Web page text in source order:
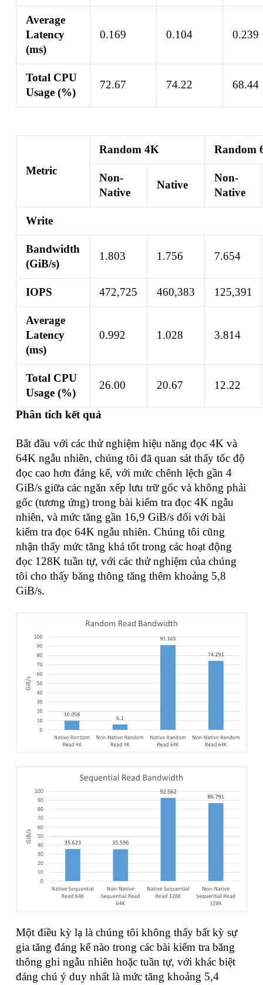
Average
Latency
(ms)
0.169 0.104 0.239
Total CPU
Usage (%)
72.67 74.22 68.44
Metric
Random 4K Random
Non-
Native
Native
Non-
Native
Write
Bandwidth
(GiB/s)
1.803 1.756 7.654
IOPS 472,725 460,383 125,391
Average
Latency
(ms)
0.992 1.028 3.814
Total CPU
Usage (%)
26.00 20.67 12.22
Phân tích kết quả
Bắt đầu với các thử nghiệm hiệu năng đọc 4K và
64K ngẫu nhiên, chúng tôi đã quan sát thấy tốc độ
đọc cao hơn đáng kể, với mức chênh lệch gần 4
GiB/s giữa các ngăn xếp lưu trữ gốc và không phải
gốc (tương ứng) trong bài kiểm tra đọc 4K ngẫu
nhiên, và mức tăng gần 16,9 GiB/s đối với bài
kiểm tra đọc 64K ngẫu nhiên. Chúng tôi cũng
nhận thấy mức tăng khá tốt trong các hoạt động
đọc 128K tuần tự, với các thử nghiệm của chúng
tôi cho thấy băng thông tăng thêm khoảng 5,8
GiB/s.
Một điều kỳ lạ là chúng tôi không thấy bất kỳ sự
gia tăng đáng kể nào trong các bài kiểm tra băng
thông ghi ngẫu nhiên hoặc tuần tự, với khác biệt
đáng chú ý duy nhất là mức tăng khoảng 5,4